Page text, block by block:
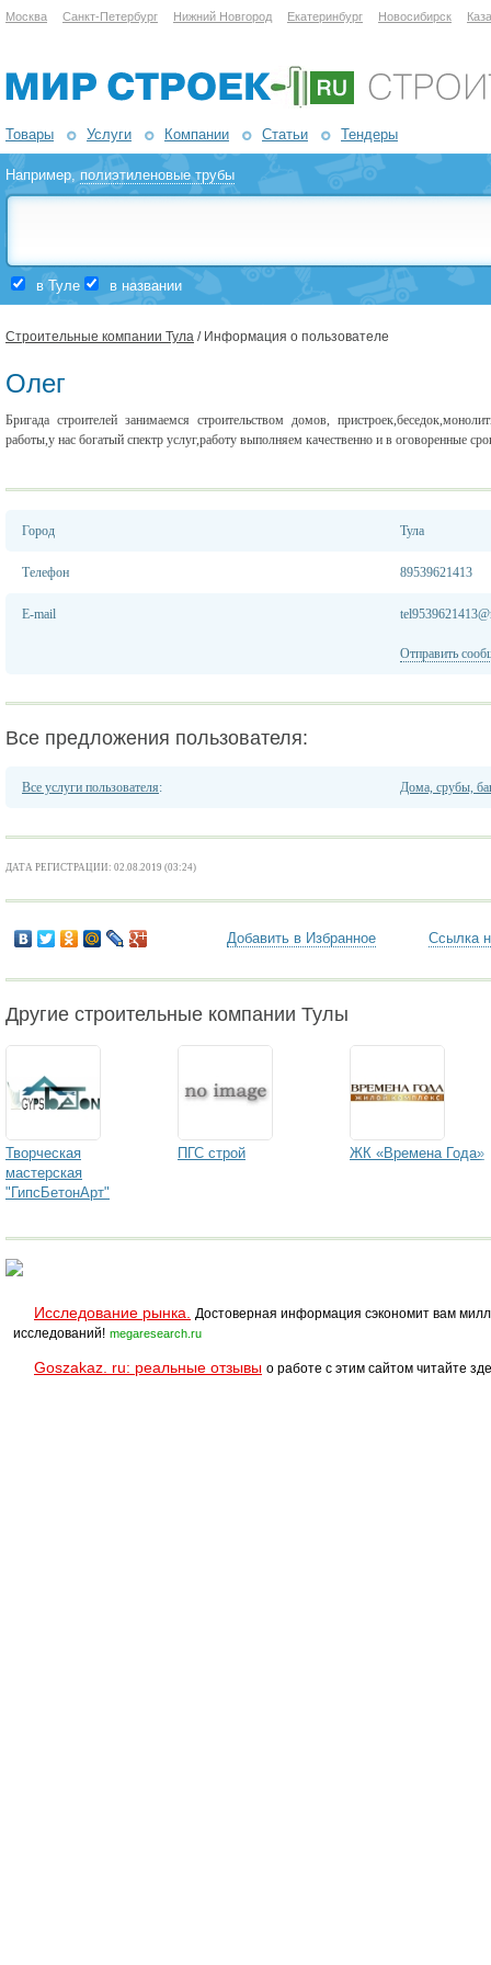
Москва Санкт-Петербург Нижний Новгород Екатеринбург Новосибирск
Товары Услуги Компании Статьи Тендеры
Например,полиэтиленовые трубы
в Туле в названии
Строительные компании Тула / Информация о пользователе
Олег
Бригада строителей занимаемся строительством домов,
работы,у нас богатый спектр услуг,работу выполняем качественно и в оговоренные
Город Тула
Телефон 89539621413
E-mail
Отправить
Все предложения пользователя:
Все услуги пользователя: Дома, срубы,
ДАТА РЕГИСТРАЦИИ: 02.08.2019 (03:24)
Добавить в Избранное Ссылка
Другие строительные компании Тулы
Творческая
мастерская
"ГипсБетонАрт"
ПГС строй ЖК «Времена Года»
Исследование рынка.
Достоверная информация сэкономит вам
исследований! megaresearch.ru
Goszakaz. ru: реальные отзывы о работе с этим сайтом читайте